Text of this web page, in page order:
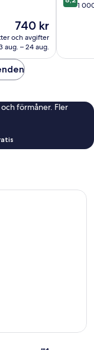
Priset
är
740 kr
740 kr
och avgifter
aug. – 24 aug.
av
1
förmåner. Fler